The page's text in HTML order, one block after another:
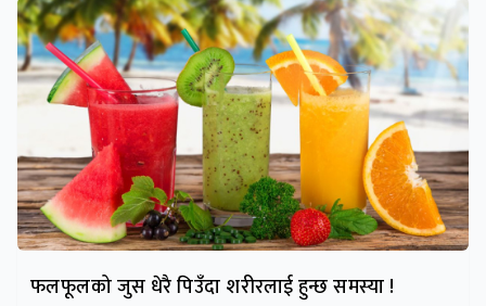
फलफूलको जुस धेरै पिउँदा शरीरलाई हुन्छ समस्या !